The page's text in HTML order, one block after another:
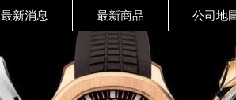
最新消息 最新商品 公司地